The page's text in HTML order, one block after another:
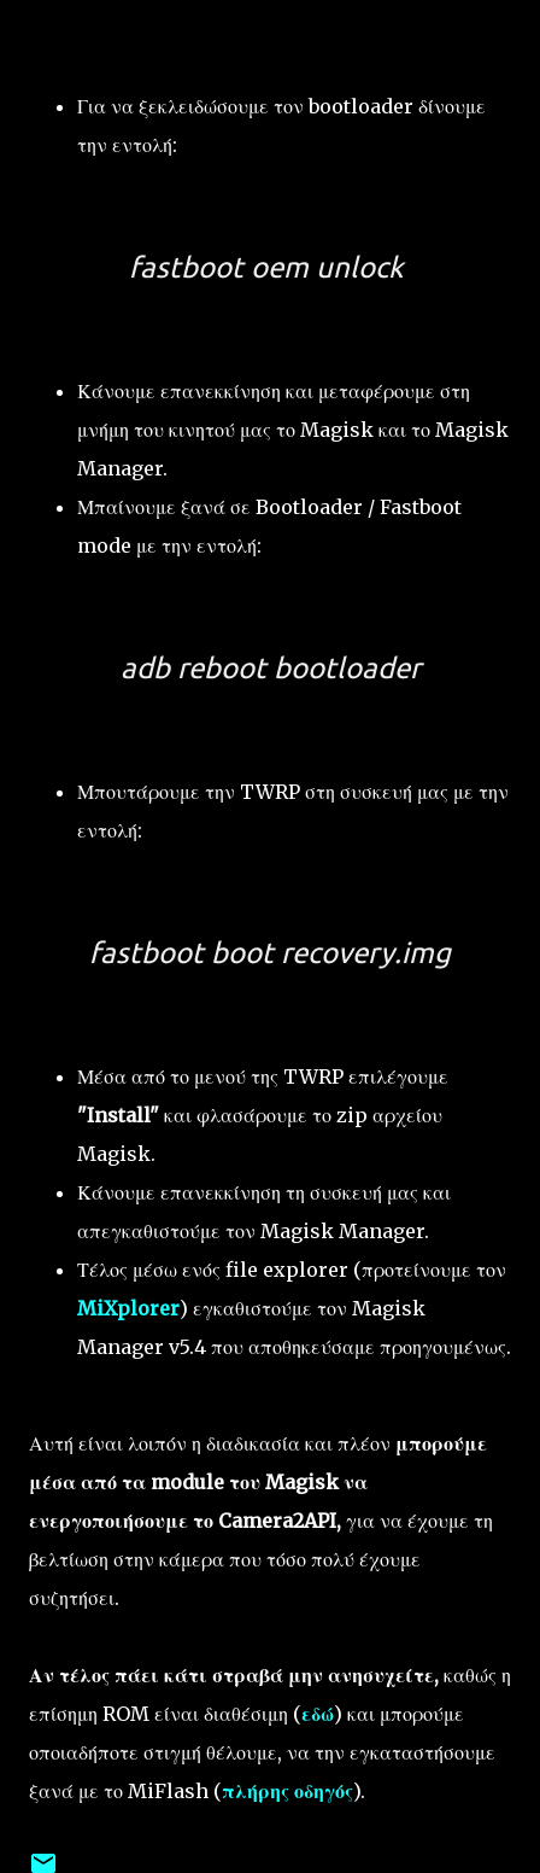
Για να ξεκλειδώσουμε τον bootloader δίνουμε
την εντολή:
fastboot oem unlock
Κάνουμε επανεκκίνηση και μεταφέρουμε στη
μνήμη του κινητού μας το Magisk και το Magisk
Manager.
Μπαίνουμε ξανά σε Bootloader / Fastboot
mode με την εντολή:
adb reboot bootloader
Μπουτάρουμε την TWRP στη συσκευή μας με την
εντολή:
fastboot boot recovery.img
Μέσα από το μενού της TWRP επιλέγουμε
"Install" και φλασάρουμε το zip αρχείου
Magisk.
Κάνουμε επανεκκίνηση τη συσκευή μας και
απεγκαθιστούμε τον Magisk Manager.
Τέλος μέσω ενός file explorer (προτείνουμε τον
MiXplorer) εγκαθιστούμε τον Magisk
Manager v5.4 που αποθηκεύσαμε προηγουμένως.
Αυτή είναι λοιπόν η διαδικασία και πλέον μπορούμε
μέσα από τα module του Magisk να
ενεργοποιήσουμε το Camera2API, για να έχουμε τη
βελτίωση στην κάμερα που τόσο πολύ έχουμε
συζητήσει.
Αν τέλος πάει κάτι στραβά μην ανησυχείτε, καθώς η
επίσημη ROM είναι διαθέσιμη (εδώ) και μπορούμε
οποιαδήποτε στιγμή θέλουμε, να την εγκαταστήσουμε
ξανά με το MiFlash (πλήρης οδηγός).